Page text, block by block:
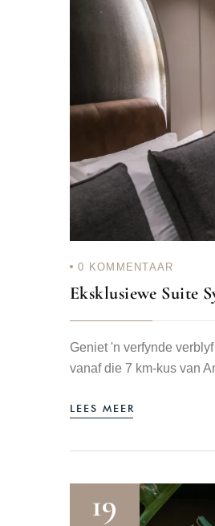
0 KOMMENTAAR
Eksklusiewe Suite
Geniet 'n verfynde
vanaf die 7 km-kus van
LEES MEER
19